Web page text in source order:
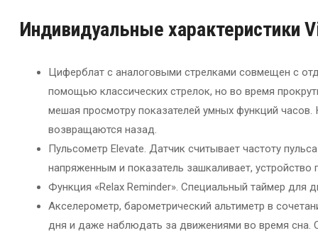
Индивидуальные характеристики
Циферблат с аналоговыми стрелками совмещен с
помощью классических стрелок, но во время
мешая просмотру показателей умных функций
возвращаются назад.
Пульсометр Elevate. Датчик считывает частоту
напряженным и показатель зашкаливает,
Функция «Relax Reminder». Специальный таймер для
Акселерометр, барометрический альтиметр в
дня и даже наблюдать за движениями во время сна.